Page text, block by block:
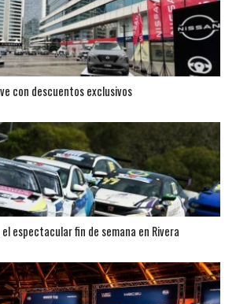
con descuentos exclusivos
espectacular fin de semana en Rivera